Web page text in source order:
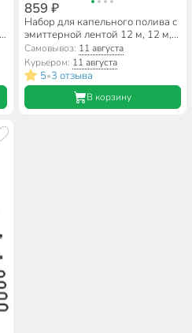
859 ₽
Набор для капельного полива с
эмиттерной лентой 12 м, 12 м,
Жук, 330672-00
Самовывоз: 11 августа
Курьером: 11 августа
5•3 отзыва
В корзину